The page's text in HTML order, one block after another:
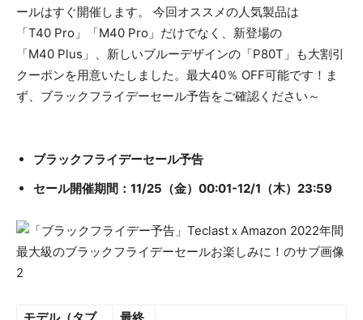
ールはすぐ開催します。 今回オススメの人気製品は
「T40 Pro」「M40 Pro」だけでなく、新登場の
「M40 Plus」、新しいブルーデザインの「P80T」も大割引
クーポンを用意いたしました。最大40％ OFF可能です！ま
ず、ブラックフライデーセール予告をご確認ください～
ブラックフライデーセール予告
セール開催期間：11/25（金）00:01-12/1（木）23:59